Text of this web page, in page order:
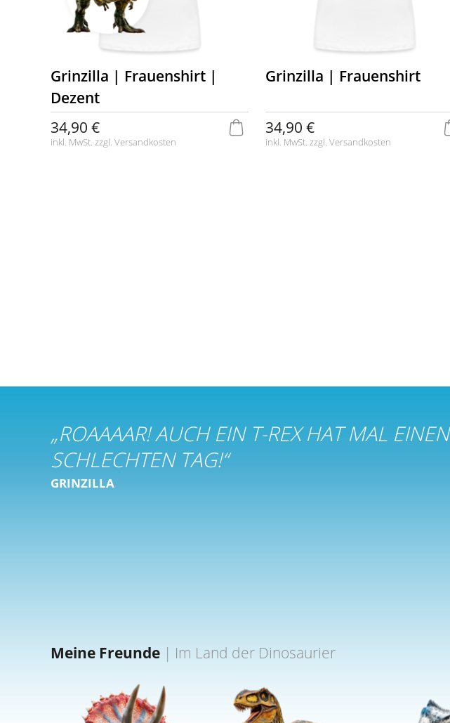
Grinzilla | Frauenshirt |
Dezent
34,90 €
inkl. MwSt. zzgl. Versandkosten
Grinzilla | Frauenshirt
34,90 €
inkl. MwSt. zzgl. Versandkosten
„ROAAAAR! AUCH EIN T-REX HAT MAL EINEN
SCHLECHTEN TAG!“
GRINZILLA
Meine Freunde | Im Land der Dinosaurier